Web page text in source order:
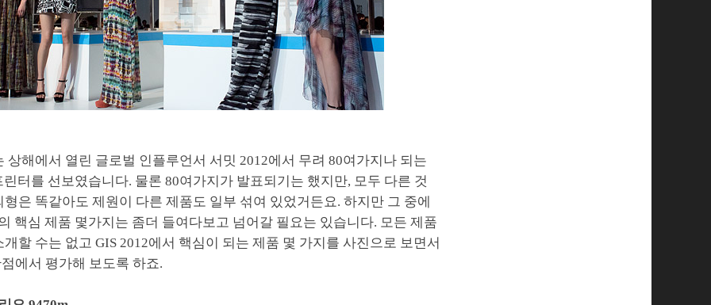
상해에서 열린 글로벌 인플루언서 서밋 2012에서 무려 80여가지나 되는
린터를 선보였습니다. 물론 80여가지가 발표되기는 했지만, 모두 다른 것
형은 똑같아도 제원이 다른 제품도 일부 섞여 있었거든요. 하지만 그 중에
핵심 제품 몇가지는 좀더 들여다보고 넘어갈 필요는 있습니다. 모든 제품
할 수는 없고 GIS 2012에서 핵심이 되는 제품 몇 가지를 사진으로 보면서
에서 평가해 보도록 하죠.